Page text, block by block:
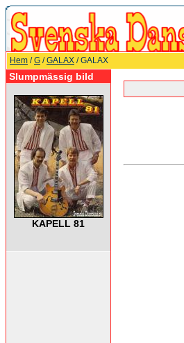
Hem /G /GALAX / GALAX
Slumpmässig bild
KAPELL 81